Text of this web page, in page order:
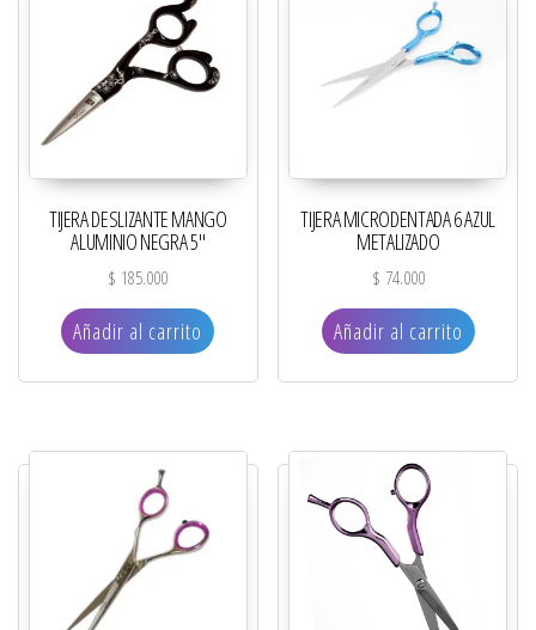
TIJERA DESLIZANTE MANGO
ALUMINIO NEGRA 5″
$ 185.000
Añadir al carrito
TIJERA MICRODENTADA 6 AZUL
METALIZADO
$ 74.000
Añadir al carrito